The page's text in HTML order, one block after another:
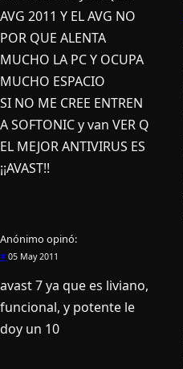
AVG 2011 Y EL AVG NO
POR QUE ALENTA
MUCHO LA PC Y OCUPA
MUCHO ESPACIO
SI NO ME CREE ENTREN
A SOFTONIC y van VER Q
EL MEJOR ANTIVIRUS ES
¡¡AVAST!!
Anónimo opinó:
# 05 May 2011
avast 7 ya que es liviano,
funcional, y potente le
doy un 10